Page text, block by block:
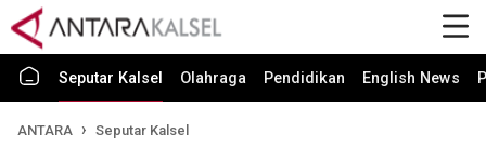
Seputar Kalsel Olahraga Pendidikan English News
ANTARA Seputar Kalsel